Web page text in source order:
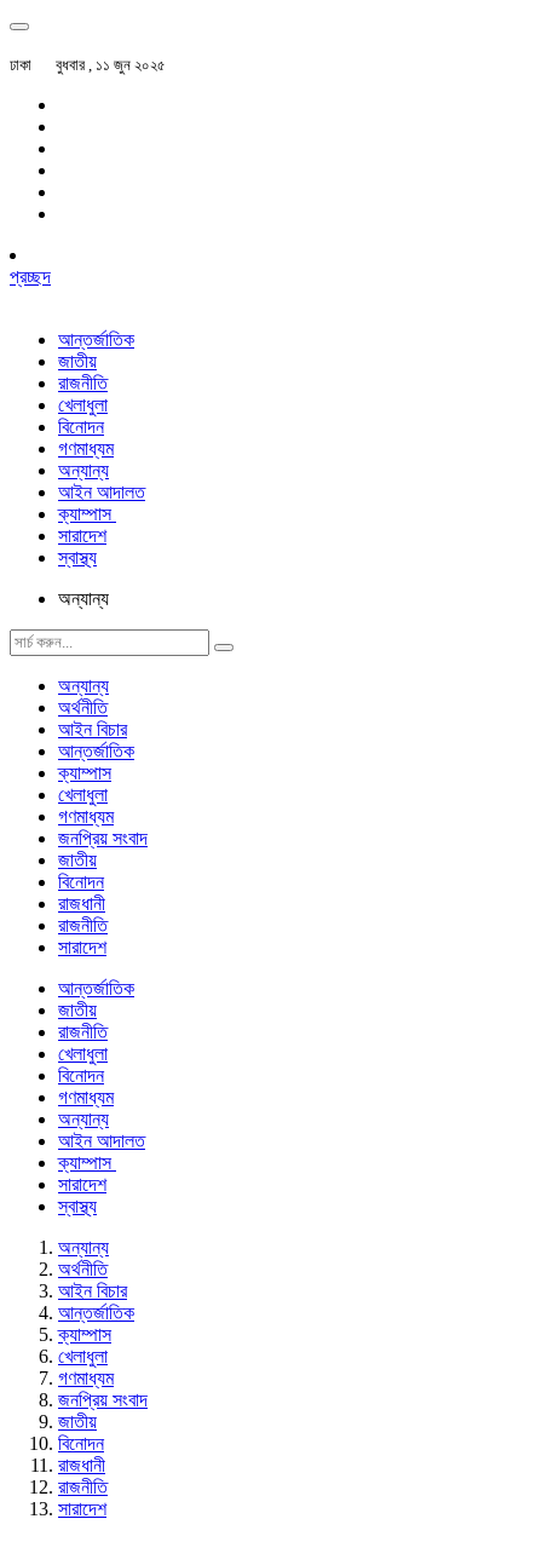
ঢাকা বুধবার , ১১ জুন ২০২৫
প্রচ্ছদ
আন্তর্জাতিক
জাতীয়
রাজনীতি
খেলাধুলা
বিনোদন
গণমাধ্যম
অন্যান্য
আইন আদালত
ক্যাম্পাস
সারাদেশ
স্বাস্থ্য
অন্যান্য
অন্যান্য
অর্থনীতি
আইন বিচার
আন্তর্জাতিক
ক্যাম্পাস
খেলাধুলা
গণমাধ্যম
জনপ্রিয় সংবাদ
জাতীয়
বিনোদন
রাজধানী
রাজনীতি
সারাদেশ
আন্তর্জাতিক
জাতীয়
রাজনীতি
খেলাধুলা
বিনোদন
গণমাধ্যম
অন্যান্য
আইন আদালত
ক্যাম্পাস
সারাদেশ
স্বাস্থ্য
অন্যান্য
অর্থনীতি
আইন বিচার
আন্তর্জাতিক
ক্যাম্পাস
খেলাধুলা
গণমাধ্যম
জনপ্রিয় সংবাদ
জাতীয়
বিনোদন
রাজধানী
রাজনীতি
সারাদেশ